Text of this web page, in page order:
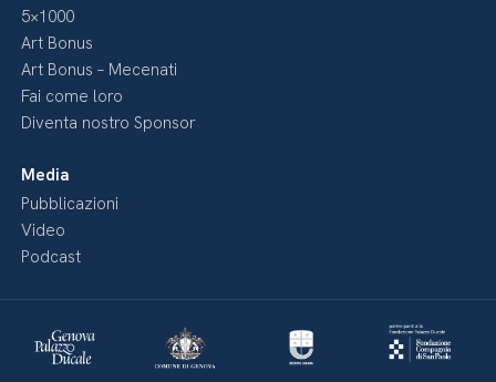
5×1000
Art Bonus
Art Bonus – Mecenati
Fai come loro
Diventa nostro Sponsor
Media
Pubblicazioni
Video
Podcast